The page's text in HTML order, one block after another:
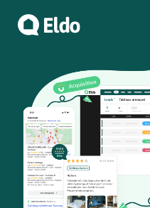
PRODUITS
FONCTIONNALITÉS
CLIENTS